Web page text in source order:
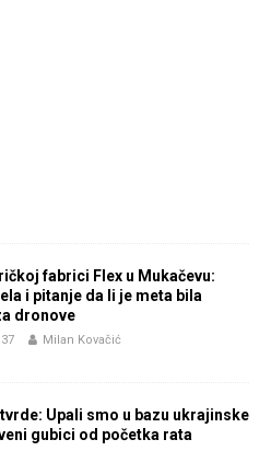
fabrici Flex u Mukačevu:
i pitanje da li je meta bila
dronove
Milan Kovačić
Upali smo u bazu ukrajinske
gubici od početka rata